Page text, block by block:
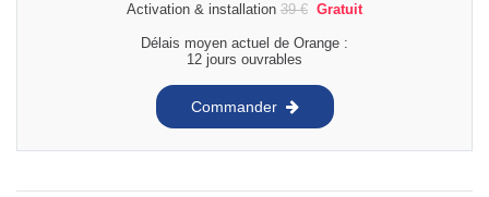
Activation & installation 39€ Gratuit
Délais moyen actuel de Orange :
12 jours ouvrables
Commander